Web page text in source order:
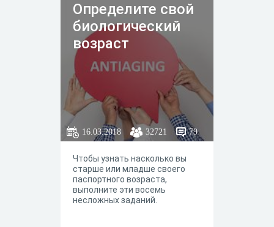
Определите свой
биологический
возраст
16.03.2018 32721 79
Чтобы узнать насколько вы
старше или младше своего
паспортного возраста,
выполните эти восемь
несложных заданий.